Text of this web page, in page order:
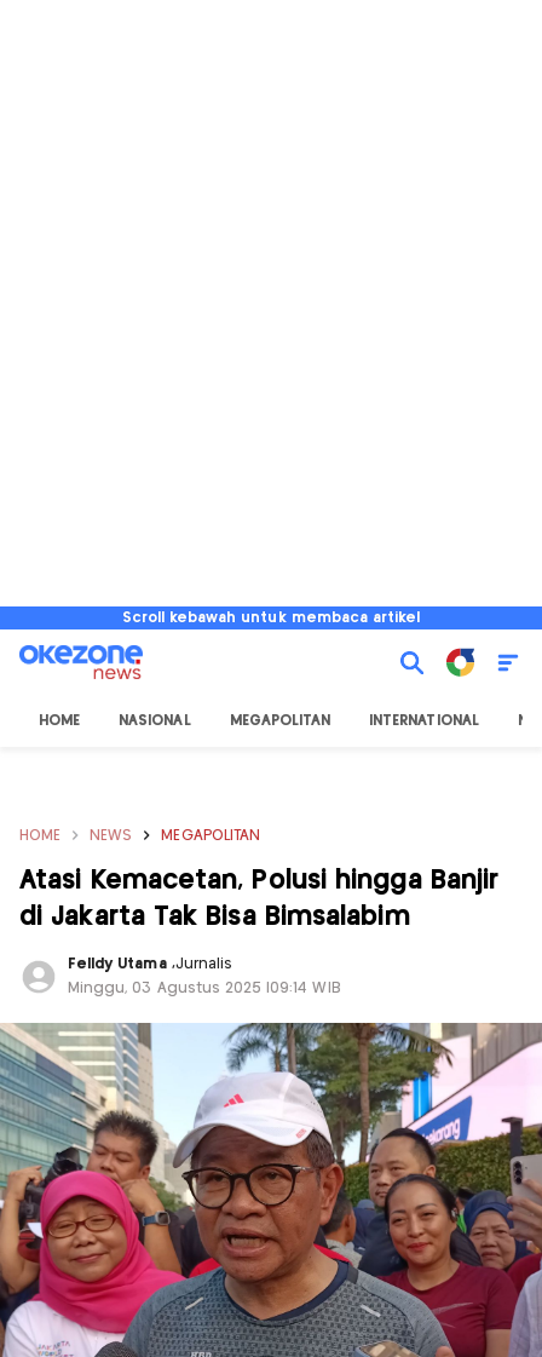
Scroll kebawah untuk membaca artikel
HOME NASIONAL MEGAPOLITAN INTERNATIONAL
HOME NEWS MEGAPOLITAN
Atasi Kemacetan, Polusi hingga Banjir
di Jakarta Tak Bisa Bimsalabim
Felldy Utama ,Jurnalis
Minggu, 03 Agustus 2025 |09:14 WIB